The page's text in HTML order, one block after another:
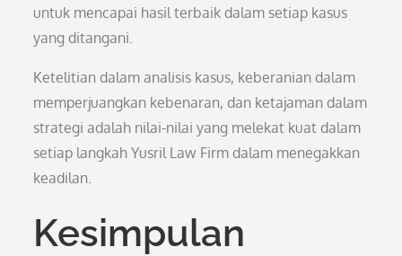
untuk mencapai hasil terbaik dalam setiap kasus
yang ditangani.
Ketelitian dalam analisis kasus, keberanian dalam
memperjuangkan kebenaran, dan ketajaman dalam
strategi adalah nilai-nilai yang melekat kuat dalam
setiap langkah Yusril Law Firm dalam menegakkan
keadilan.
Kesimpulan